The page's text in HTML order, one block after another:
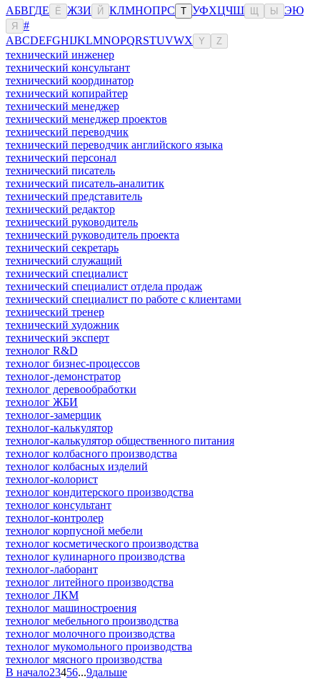
АБВГДЕ Ё ЖЗИ Й КЛМНОПРС Т УФХЦЧШ Ы ЭЮ
Я
#
ABCDEFGHIJKLMNOPQRSTUVWX Y Z
технический инженер
технический консультант
технический координатор
технический копирайтер
технический менеджер
технический менеджер проектов
технический переводчик
технический переводчик английского языка
технический персонал
технический писатель
технический писатель-аналитик
технический представитель
технический редактор
технический руководитель
технический руководитель проекта
технический секретарь
технический служащий
технический специалист
технический специалист отдела продаж
технический специалист по работе с клиентами
технический тренер
технический художник
технический эксперт
технолог R&D
технолог бизнес-процессов
технолог-демонстратор
технолог деревообработки
технолог ЖБИ
технолог-замерщик
технолог-калькулятор
технолог-калькулятор общественного питания
технолог колбасного производства
технолог колбасных изделий
технолог-колорист
технолог кондитерского производства
технолог консультант
технолог-контролер
технолог корпусной мебели
технолог косметического производства
технолог кулинарного производства
технолог-лаборант
технолог литейного производства
технолог ЛКМ
технолог машиностроения
технолог мебельного производства
технолог молочного производства
технолог мукомольного производства
технолог мясного производства
В начало23456...9дальше